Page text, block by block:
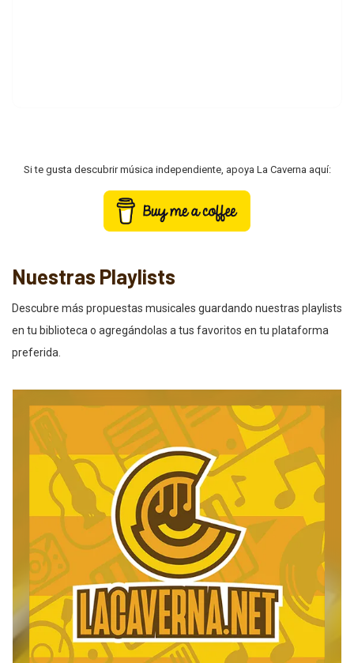
Si te gusta descubrir música independiente, apoya La Caverna aquí:
Nuestras Playlists
Descubre más propuestas musicales guardando nuestras playlists
en tu biblioteca o agregándolas a tus favoritos en tu plataforma
preferida.